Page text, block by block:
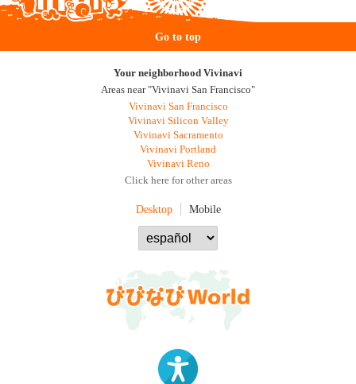
Go to top
Your neighborhood Vivinavi
Areas near "Vivinavi San Francisco"
Vivinavi San Francisco
Vivinavi Silicon Valley
Vivinavi Sacramento
Vivinavi Portland
Vivinavi Reno
Click here for other areas
Desktop Mobile